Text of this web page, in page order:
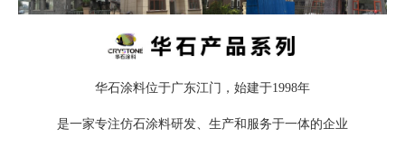
华石涂料位于广东江门，始建于1998年
是一家专注仿石涂料研发、生产和服务于一体的企业